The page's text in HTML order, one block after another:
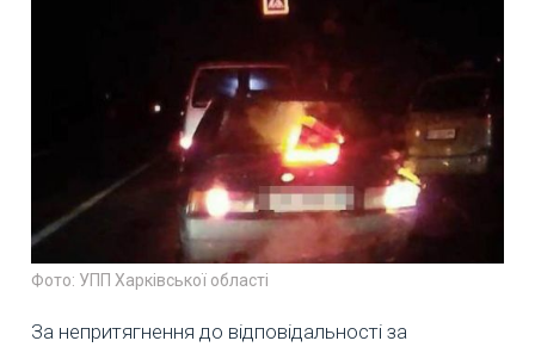
Фото: УПП Харківської області
За непритягнення до відповідальності за